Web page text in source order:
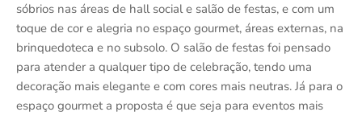
sóbrios nas áreas de hall social e salão de festas, e com um
toque de cor e alegria no espaço gourmet, áreas externas, na
brinquedoteca e no subsolo. O salão de festas foi pensado
para atender a qualquer tipo de celebração, tendo uma
decoração mais elegante e com cores mais neutras. Já para o
espaço gourmet a proposta é que seja para eventos mais